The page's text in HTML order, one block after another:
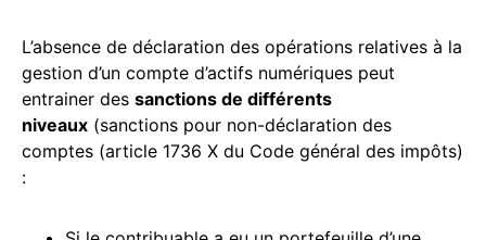
L’absence de déclaration des opérations relatives à la
gestion d’un compte d’actifs numériques peut
entrainer des sanctions de différents
niveaux (sanctions pour non-déclaration des
comptes (article 1736 X du Code général des impôts)
: